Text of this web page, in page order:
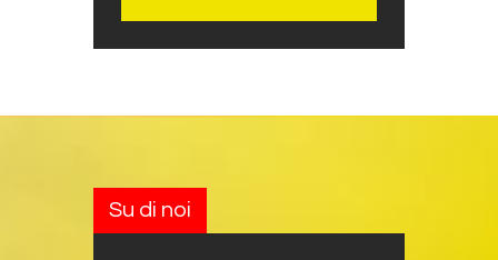
Su di noi